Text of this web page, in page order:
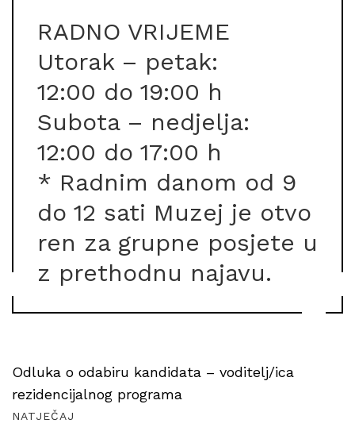
RADNO VRIJEME
Utorak – petak:
12:00 do 19:00 h
Subota – nedjelja:
12:00 do 17:00 h
* Radnim danom od 9
do 12 sati Muzej je otvo
ren za grupne posjete u
z prethodnu najavu.
Odluka o odabiru kandidata – voditelj/ica
rezidencijalnog programa
NATJEČAJ